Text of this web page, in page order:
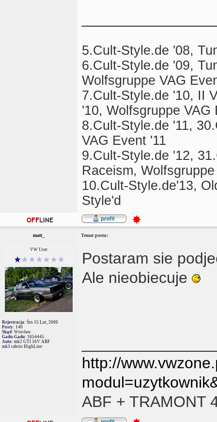
5.Cult-Style.de '08,
6.Cult-Style.de '09,
Wolfsgruppe VAG
7.Cult-Style.de '10, II
'10, Wolfsgruppe VAG
8.Cult-Style.de '11,
VAG Event '11
9.Cult-Style.de '12,
Raceism,
10.Cult-Style.de'13,
Style'd
matt_ Temat postu:
VW User
Rejestracja: Śro 15 Lut, 2006
Posty: 140
Skąd: Wrocław
Gadu-Gadu: 1654445
Auto: mk2 GTI 16V ABF
mk3 cabrio HighLine
Postaram sie
Ale nieobiecuje
http://
ABF + TRAMONT